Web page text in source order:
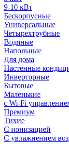
9-10 кВт
Бескорпусные
Универсальные
Четырехтрубные
Водяные
Напольные
Для дома
Настенные
Инверторные
Бытовые
Маленькие
с Wi-Fi
Премиум
Тихие
С ионизацией
С увлажнением